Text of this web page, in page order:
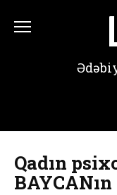
содержанию
Qadın